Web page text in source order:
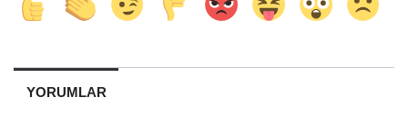
YORUMLAR